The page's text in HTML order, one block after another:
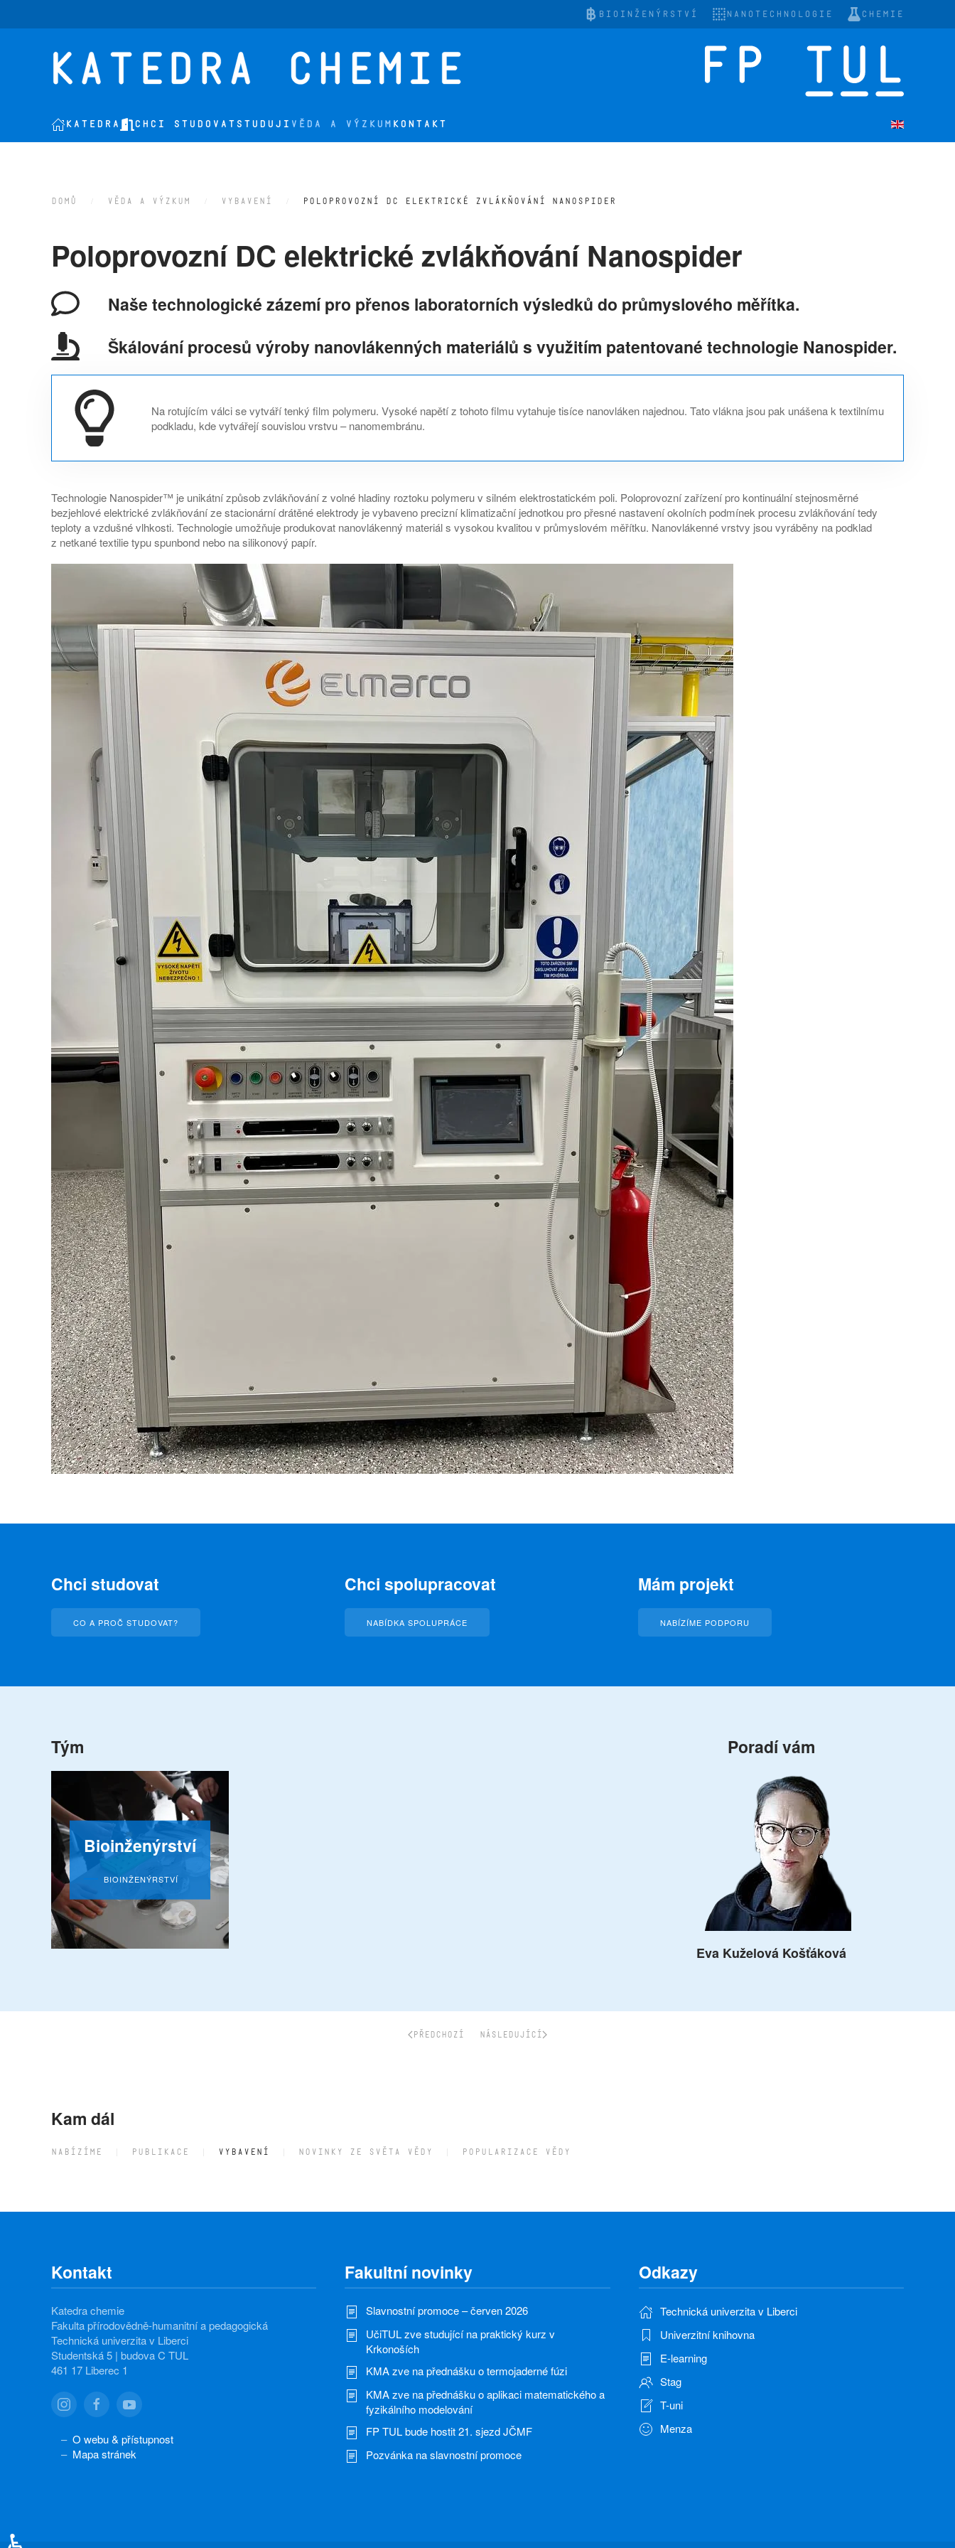
Přejít na hlavní obsah
BIOINŽENÝRSTVÍ NANOTECHNOLOGIE CHEMIE
KATEDRA CHCI STUDOVAT STUDUJI VĚDA A VÝZKUM KONTAKT
DOMŮ VĚDA A VÝZKUM VYBAVENÍ POLOPROVOZNÍ DC ELEKTRICKÉ ZVLÁKŇOVÁNÍ NANOSPIDER
Poloprovozní DC elektrické zvlákňování Nanospider
Naše technologické zázemí pro přenos laboratorních výsledků do průmyslového měřítka.
Škálování procesů výroby nanovlákenných materiálů s využitím patentované technologie Nanospider.
Na rotujícím válci se vytváří tenký film polymeru. Vysoké napětí z tohoto filmu vytahuje tisíce nanovláken najednou. Tato vlákna jsou pak unášena k textilnímu
podkladu, kde vytvářejí souvislou vrstvu – nanomembránu.
Technologie Nanospider™ je unikátní způsob zvlákňování z volné hladiny roztoku polymeru v silném elektrostatickém poli. Poloprovozní zařízení pro kontinuální stejnosměrné
bezjehlové elektrické zvlákňování ze stacionární drátěné elektrody je vybaveno precizní klimatizační jednotkou pro přesné nastavení okolních podmínek procesu zvlákňování tedy
teploty a vzdušné vlhkosti. Technologie umožňuje produkovat nanovlákenný materiál s vysokou kvalitou v průmyslovém měřítku. Nanovlákenné vrstvy jsou vyráběny na podklad
z netkané textilie typu spunbond nebo na silikonový papír.
Chci studovat
CO A PROČ STUDOVAT?
Chci spolupracovat
NABÍDKA SPOLUPRÁCE
Mám projekt
NABÍZÍME PODPORU
Tým
Bioinženýrství
BIOINŽENÝRSTVÍ
Poradí vám
Eva Kuželová Košťáková
PŘEDCHOZÍ NÁSLEDUJÍCÍ
Kam dál
NABÍZÍME PUBLIKACE VYBAVENÍ NOVINKY ZE SVĚTA VĚDY POPULARIZACE VĚDY
Kontakt
Katedra chemie
Fakulta přírodovědně-humanitní a pedagogická
Technická univerzita v Liberci
Studentská 5 | budova C TUL
461 17 Liberec 1
O webu & přístupnost
Mapa stránek
Fakultní novinky
Slavnostní promoce – červen 2026
UčiTUL zve studující na praktický kurz v
Krkonoších
KMA zve na přednášku o termojaderné fúzi
KMA zve na přednášku o aplikaci matematického a
fyzikálního modelování
FP TUL bude hostit 21. sjezd JČMF
Pozvánka na slavnostní promoce
Odkazy
Technická univerzita v Liberci
Univerzitní knihovna
E-learning
Stag
T-uni
Menza